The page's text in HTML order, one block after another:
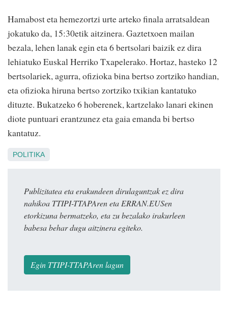
Hamabost eta hemezortzi urte arteko finala arratsaldean
jokatuko da, 15:30etik aitzinera. Gaztetxoen mailan
bezala, lehen lanak egin eta 6 bertsolari baizik ez dira
lehiatuko Euskal Herriko Txapelerako. Hortaz, hasteko 12
bertsolariek, agurra, ofizioka bina bertso zortziko handian,
eta ofizioka hiruna bertso zortziko txikian kantatuko
dituzte. Bukatzeko 6 hoberenek, kartzelako lanari ekinen
diote puntuari erantzunez eta gaia emanda bi bertso
kantatuz.
POLITIKA
Publizitatea eta erakundeen dirulaguntzak ez dira
nahikoa TTIPI-TTAPAren eta ERRAN.EUSen
etorkizuna bermatzeko, eta zu bezalako irakurleen
babesa behar dugu aitzinera egiteko.
Egin TTIPI-TTAPAren lagun